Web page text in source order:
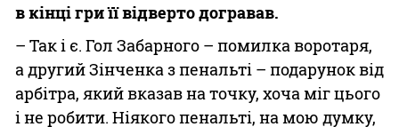
в кінці гри її відверто догравав.
– Так і є. Гол Забарного – помилка воротаря,
а другий Зінченка з пенальті – подарунок від
арбітра, який вказав на точку, хоча міг цього
і не робити. Ніякого пенальті, на мою думку,